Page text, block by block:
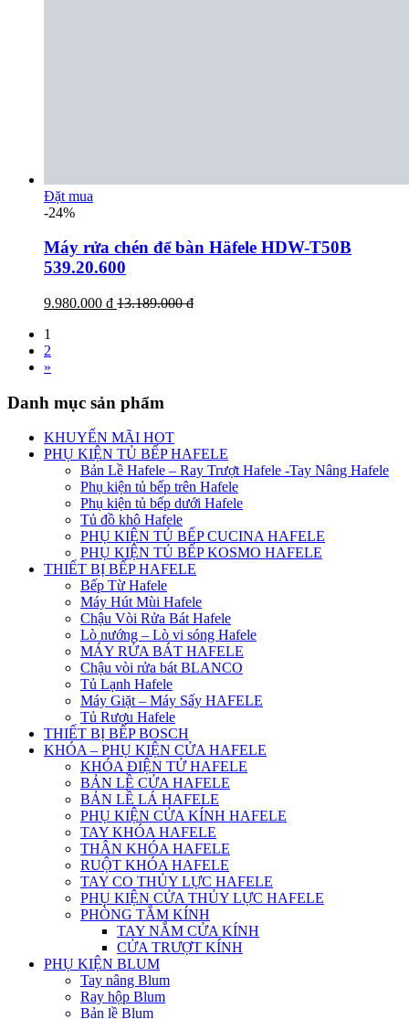
Đặt mua
-24%
Máy rửa chén để bàn Häfele HDW-T50B
539.20.600
9.980.000 đ 13.189.000 đ
1
2
»
Danh mục sản phẩm
KHUYẾN MÃI HOT
PHỤ KIỆN TỦ BẾP HAFELE
Bản Lề Hafele – Ray Trượt Hafele -Tay Nâng Hafele
Phụ kiện tủ bếp trên Hafele
Phụ kiện tủ bếp dưới Hafele
Tủ đồ khô Hafele
PHỤ KIỆN TỦ BẾP CUCINA HAFELE
PHỤ KIỆN TỦ BẾP KOSMO HAFELE
THIẾT BỊ BẾP HAFELE
Bếp Từ Hafele
Máy Hút Mùi Hafele
Chậu Vòi Rửa Bát Hafele
Lò nướng – Lò vi sóng Hafele
MÁY RỬA BÁT HAFELE
Chậu vòi rửa bát BLANCO
Tủ Lạnh Hafele
Máy Giặt – Máy Sấy HAFELE
Tủ Rượu Hafele
THIẾT BỊ BẾP BOSCH
KHÓA – PHỤ KIỆN CỬA HAFELE
KHÓA ĐIỆN TỬ HAFELE
BẢN LỀ CỬA HAFELE
BẢN LỀ LÁ HAFELE
PHỤ KIỆN CỬA KÍNH HAFELE
TAY KHÓA HAFELE
THÂN KHÓA HAFELE
RUỘT KHÓA HAFELE
TAY CO THỦY LỰC HAFELE
PHỤ KIỆN CỬA THỦY LỰC HAFELE
PHÒNG TẮM KÍNH
TAY NẮM CỬA KÍNH
CỬA TRƯỢT KÍNH
PHỤ KIỆN BLUM
Tay nâng Blum
Ray hộp Blum
Bản lề Blum